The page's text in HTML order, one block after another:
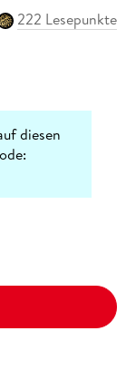
222 Lesepunkte
diesen